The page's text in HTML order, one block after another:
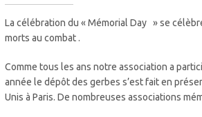
La célébration du « Mémorial Day » se
morts au combat .
Comme tous les ans notre association a
année le dépôt des gerbes s’est fait en
Unis à Paris. De nombreuses associations